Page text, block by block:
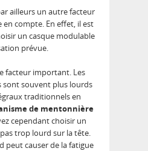
ailleurs un autre facteur
compte. En effet, il est
un casque modulable
prévue.
facteur important. Les
sont souvent plus lourds
traditionnels en
de mentonnière
cependant choisir un
trop lourd sur la tête.
peut causer de la fatigue